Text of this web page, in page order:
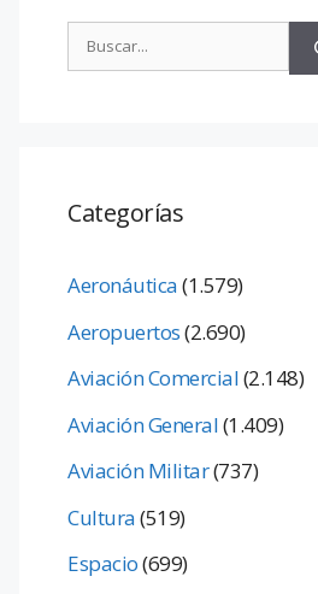
Categorías
Aeronáutica(1.579)
Aeropuertos(2.690)
Aviación Comercial(2.148)
Aviación General(1.409)
Aviación Militar(737)
Cultura(519)
Espacio(699)